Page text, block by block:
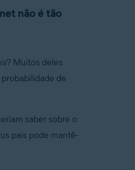
não é tão
? Muitos deles
de
saber sobre o
pais pode mantê-